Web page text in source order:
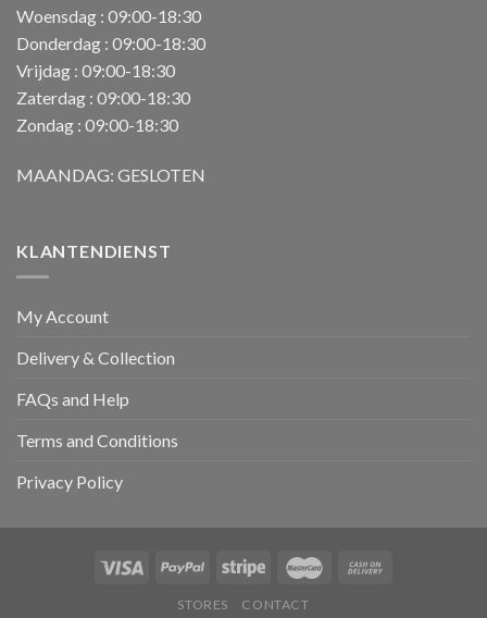
Woensdag : 09:00-18:30
Donderdag : 09:00-18:30
Vrijdag : 09:00-18:30
Zaterdag : 09:00-18:30
Zondag : 09:00-18:30
MAANDAG: GESLOTEN
KLANTENDIENST
My Account
Delivery & Collection
FAQs and Help
Terms and Conditions
Privacy Policy
STORES CONTACT